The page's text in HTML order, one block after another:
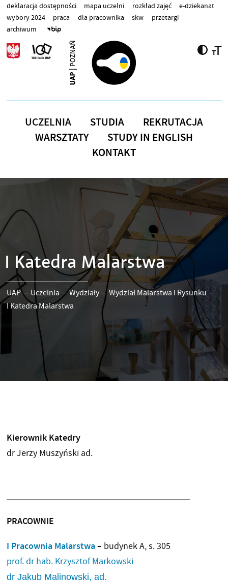
Przejdź do treści
deklaracja dostępności mapa uczelni rozkład zajęć
e-dziekanat
wybory 2024
praca dla pracownika skw
przetargi
archiwum
UCZELNIA STUDIA
REKRUTACJA
WARSZTATY
STUDY IN ENGLISH
KONTAKT
I Katedra Malarstwa
UAP— Uczelnia —Wydziały—Wydział Malarstwa i Rysunku—
I Katedra Malarstwa
Kierownik Katedry
dr Jerzy Muszyński ad.
PRACOWNIE
I Pracownia Malarstwa– budynek A, s. 305
prof. dr hab. Krzysztof Markowski
dr Jakub Malinowski, ad.